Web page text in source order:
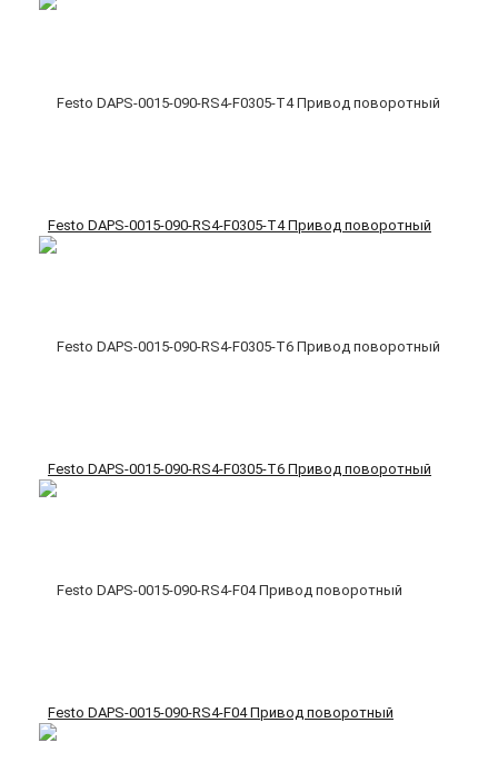
Festo DAPS-0015-090-RS4-F0305-T4 Привод поворотный
Festo DAPS-0015-090-RS4-F0305-T6 Привод поворотный
Festo DAPS-0015-090-RS4-F04 Привод поворотный